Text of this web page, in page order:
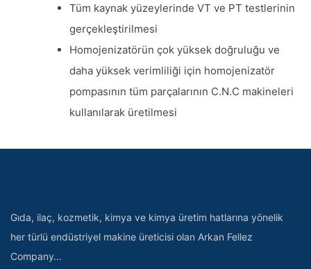
Tüm kaynak yüzeylerinde VT ve PT testlerinin
gerçekleştirilmesi
Homojenizatörün çok yüksek doğruluğu ve
daha yüksek verimliliği için homojenizatör
pompasının tüm parçalarının C.N.C makineleri
kullanılarak üretilmesi
Gıda, ilaç, kozmetik, kimya ve kimya üretim hatlarına yönelik
her türlü endüstriyel makine üreticisi olan Arkan Fellez
Company…